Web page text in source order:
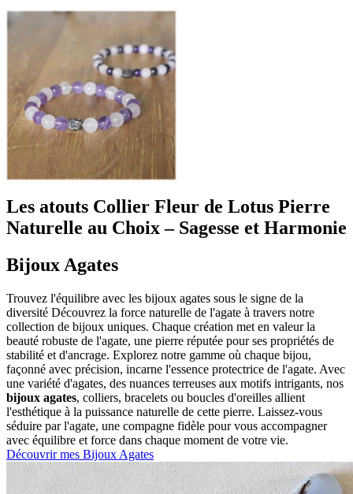
Les atouts Collier Fleur de Lotus Pierre
Naturelle au Choix – Sagesse et Harmonie
Bijoux Agates
Trouvez l'équilibre avec les bijoux agates sous le signe de la
diversité Découvrez la force naturelle de l'agate à travers notre
collection de bijoux uniques. Chaque création met en valeur la
beauté robuste de l'agate, une pierre réputée pour ses propriétés de
stabilité et d'ancrage. Explorez notre gamme où chaque bijou,
façonné avec précision, incarne l'essence protectrice de l'agate. Avec
une variété d'agates, des nuances terreuses aux motifs intrigants, nos
bijoux agates, colliers, bracelets ou boucles d'oreilles allient
l'esthétique à la puissance naturelle de cette pierre. Laissez-vous
séduire par l'agate, une compagne fidèle pour vous accompagner
avec équilibre et force dans chaque moment de votre vie.
Découvrir mes Bijoux Agates